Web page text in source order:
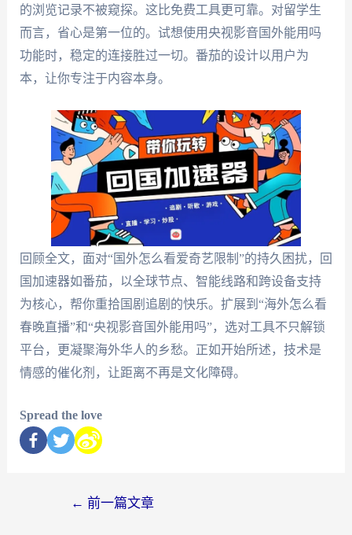
的浏览记录不被窥探。这比免费工具更可靠。对留学生
而言，省心是第一位的。试想使用央视影音国外能用吗
功能时，稳定的连接胜过一切。番茄的设计以用户为
本，让你专注于内容本身。
回顾全文，面对“国外怎么看爱奇艺限制”的持久困扰，回
国加速器如番茄，以全球节点、智能线路和跨设备支持
为核心，帮你重拾国剧追剧的快乐。扩展到“海外怎么看
春晚直播”和“央视影音国外能用吗”，选对工具不只解锁
平台，更凝聚海外华人的乡愁。正如开始所述，技术是
情感的催化剂，让距离不再是文化障碍。
Spread the love
← 前一篇文章